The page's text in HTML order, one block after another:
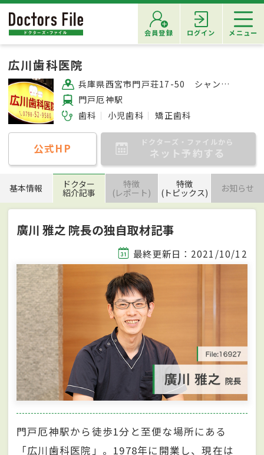
会員登録 ログイン メニュー
広川歯科医院
兵庫県西宮市門戸荘17-50 シャンベルタン女学院通り2F
門戸厄神駅
歯科
小児歯科 矯正歯科
公式HP ドクターズ・ファイルから
ネット予約する
基本情報 ドクター
紹介記事
特徴
(レポート)
特徴
(トピックス) お知らせ
廣川 雅之 院長の独自取材記事
最終更新日：2021/10/12
門戸厄神駅から徒歩1分と至便な場所にある
「広川歯科医院」。1978年に開業し、現在は